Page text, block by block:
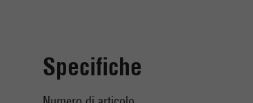
Specifiche